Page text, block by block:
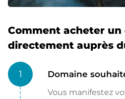
Comment acheter un
directement auprès
1 Domaine
Vous manifestez